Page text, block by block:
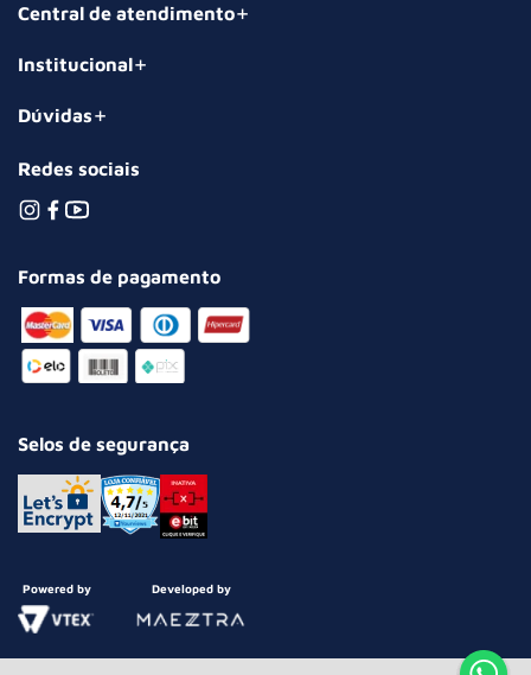
Central de atendimento
Institucional
Dúvidas
Redes sociais
Formas de pagamento
Selos de segurança
Powered by Developed by